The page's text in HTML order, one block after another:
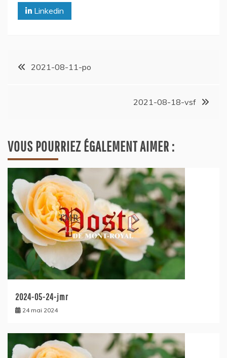
Linkedin
2021-08-11-po
2021-08-18-vsf
VOUS POURRIEZ ÉGALEMENT AIMER :
2024-05-24-jmr
24 mai 2024